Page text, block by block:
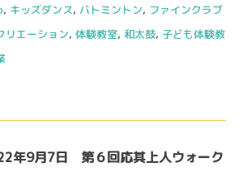
, キッズダンス, バトミントン, ファインクラブ
リエーション, 体験教室, 和太鼓, 子ども体験教
年9月7日 第６回応其上人ウォーク